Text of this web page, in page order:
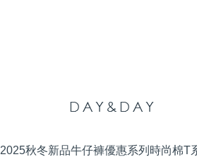
2025秋冬新品牛仔褲優惠系列 時尚棉T